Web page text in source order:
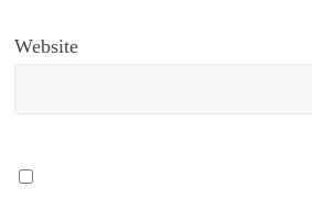
Website